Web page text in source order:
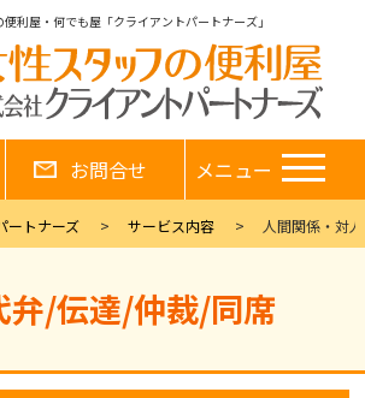
利屋・何でも屋「クライアントパートナーズ」
お問合せ メニュー
ートナーズ サービス内容 人間関係・対
弁/伝達/仲裁/同席